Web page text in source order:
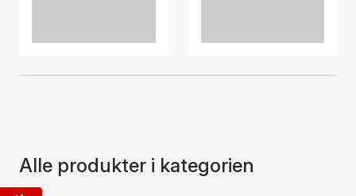
Alle produkter i kategorien